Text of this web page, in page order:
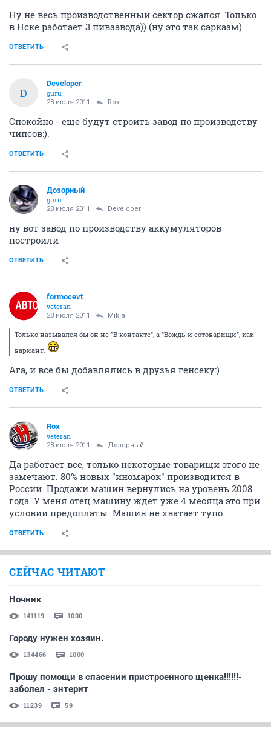
Ну не весь производственный сектор сжался. Только
в Нске работает 3 пивзавода)) (ну это так сарказм)
ОТВЕТИТЬ
D
Developer
guru
28 июля 2011 Rox
Спокойно - еще будут строить завод по производству
чипсов:).
ОТВЕТИТЬ
Дозорный
guru
28 июля 2011 Developer
ну вот завод по производству аккумуляторов
построили
ОТВЕТИТЬ
formocevt
veteran
28 июля 2011 Mikla
Только назывался бы он не "В контакте", а "Вождь и сотоварищи", как
вариант.
Ага, и все бы добавлялись в друзья генсеку:)
ОТВЕТИТЬ
Rox
veteran
28 июля 2011 Дозорный
Да работает все, только некоторые товарищи этого не
замечают. 80% новых "иномарок" производится в
России. Продажи машин вернулись на уровень 2008
года. У меня отец машину ждет уже 4 месяца это при
условии предоплаты. Машин не хватает тупо.
ОТВЕТИТЬ
СЕЙЧАС ЧИТАЮТ
Ночник
141119 1000
Городу нужен хозяин.
134466 1000
Прошу помощи в спасении пристроенного щенка!!!!!!-
заболел - энтерит
11239 59